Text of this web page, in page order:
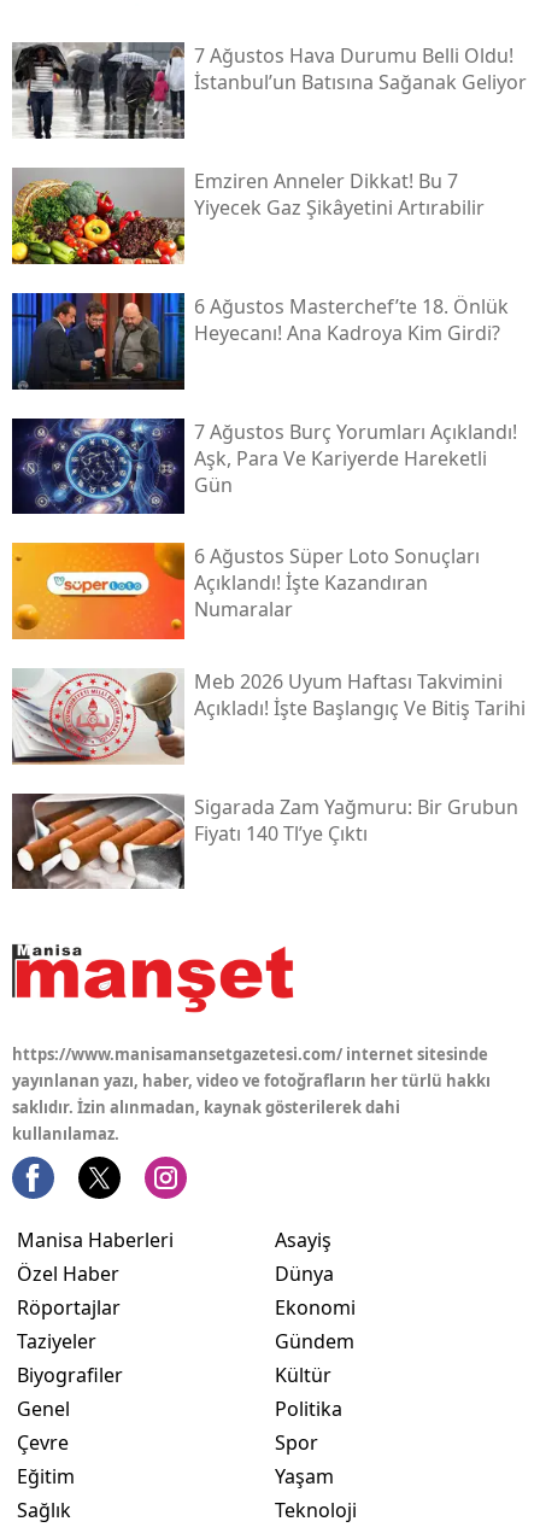
7 Ağustos Hava Durumu Belli Oldu!
İstanbul’un Batısına Sağanak Geliyor
Emziren Anneler Dikkat! Bu 7
Yiyecek Gaz Şikâyetini Artırabilir
6 Ağustos Masterchef’te 18. Önlük
Heyecanı! Ana Kadroya Kim Girdi?
7 Ağustos Burç Yorumları Açıklandı!
Aşk, Para Ve Kariyerde Hareketli
Gün
6 Ağustos Süper Loto Sonuçları
Açıklandı! İşte Kazandıran
Numaralar
Meb 2026 Uyum Haftası Takvimini
Açıkladı! İşte Başlangıç Ve Bitiş Tarihi
Sigarada Zam Yağmuru: Bir Grubun
Fiyatı 140 Tl’ye Çıktı
https://www.manisamansetgazetesi.com/ internet sitesinde
yayınlanan yazı, haber, video ve fotoğrafların her türlü hakkı
saklıdır. İzin alınmadan, kaynak gösterilerek dahi
kullanılamaz.
Manisa Haberleri
Özel Haber
Röportajlar
Taziyeler
Biyografiler
Genel
Çevre
Eğitim
Sağlık
Asayiş
Dünya
Ekonomi
Gündem
Kültür
Politika
Spor
Yaşam
Teknoloji